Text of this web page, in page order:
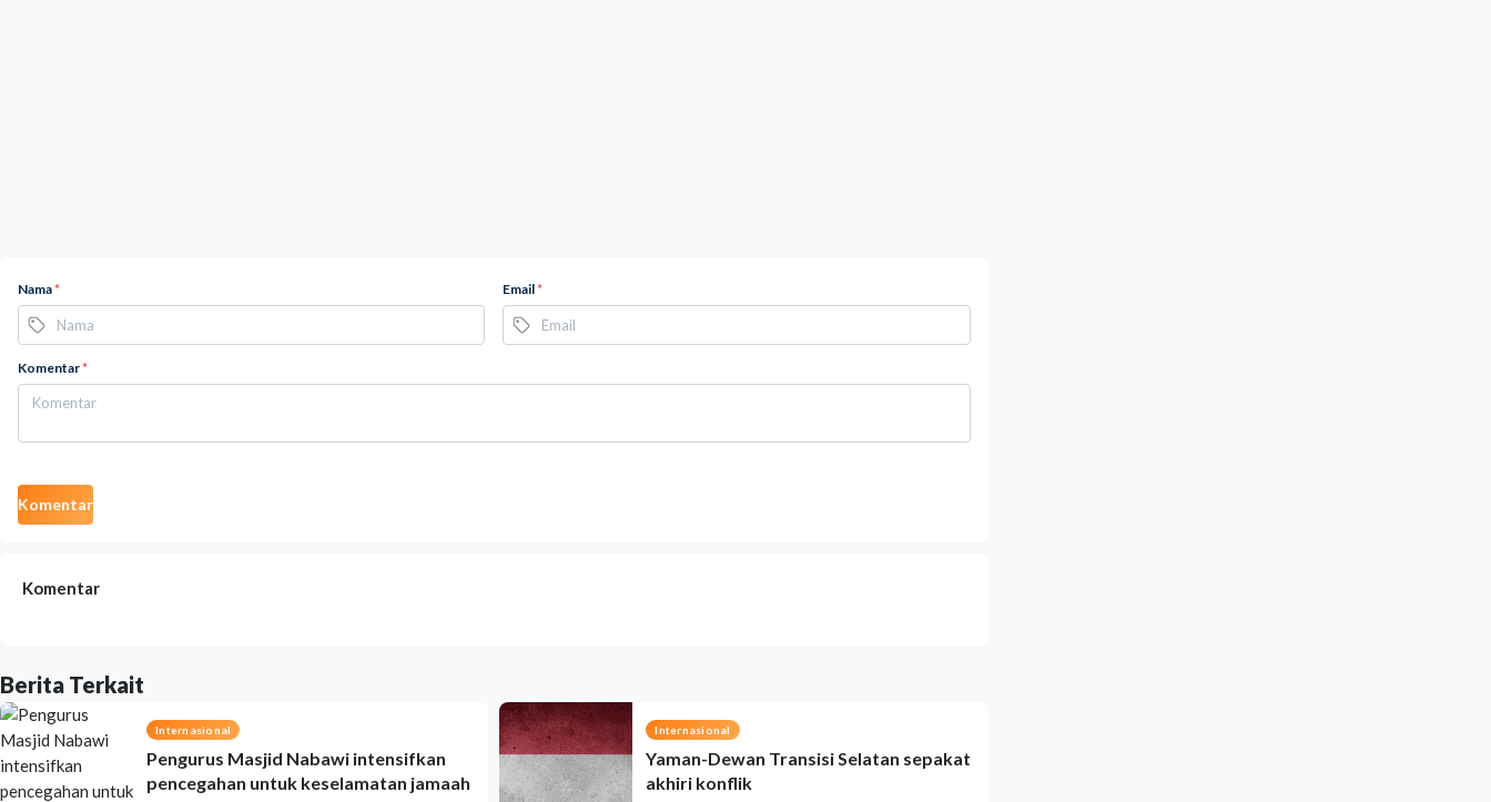
Nama* Email*
Komentar*
Komentar
Komentar
Berita Terkait
Internasional
Pengurus Masjid Nabawi intensifkan
pencegahan untuk keselamatan jamaah
Internasional
Yaman-Dewan Transisi Selatan sepakat
akhiri konflik